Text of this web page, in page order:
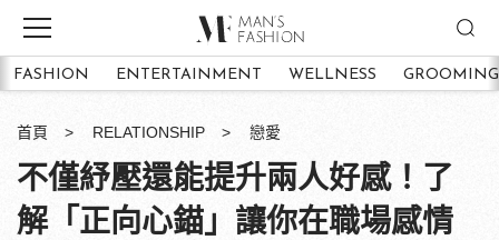
FASHION ENTERTAINMENT WELLNESS GROOMING
首頁 RELATIONSHIP 戀愛
不僅紓壓還能提升兩人好感！了
解「正向心錨」讓你在職場感情